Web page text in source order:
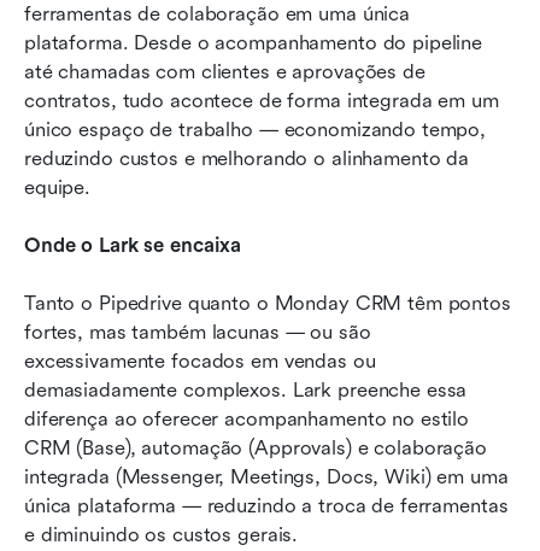
ferramentas de colaboração em uma única
plataforma. Desde o acompanhamento do pipeline
até chamadas com clientes e aprovações de
contratos, tudo acontece de forma integrada em um
único espaço de trabalho — economizando tempo,
reduzindo custos e melhorando o alinhamento da
equipe.
Onde o Lark se encaixa
Tanto o Pipedrive quanto o Monday CRM têm pontos
fortes, mas também lacunas — ou são
excessivamente focados em vendas ou
demasiadamente complexos. Lark preenche essa
diferença ao oferecer acompanhamento no estilo
CRM (Base), automação (Approvals) e colaboração
integrada (Messenger, Meetings, Docs, Wiki) em uma
única plataforma — reduzindo a troca de ferramentas
e diminuindo os custos gerais.